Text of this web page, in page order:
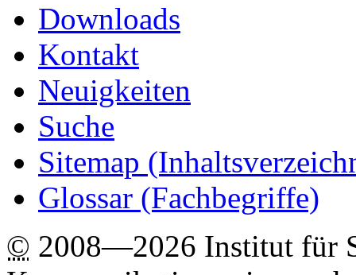
Downloads
Kontakt
Neuigkeiten
Suche
Sitemap
Glossar (Fachbegriffe)
© 2008—2026 Institut für